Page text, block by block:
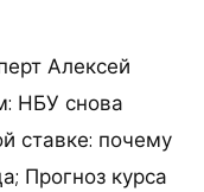
Алексей
НБУ снова
ставке: почему
Прогноз курса